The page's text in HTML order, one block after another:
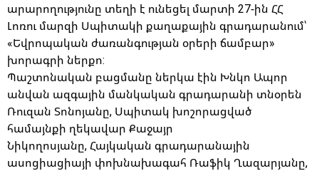
արարողությունը տեղի է ունեցել մարտի 27-ին ՀՀ
Լոռու մարզի Սպիտակի քաղաքային գրադարանում՝
«Եվրոպական ժառանգության օրերի ճամբար»
խորագրի ներքո:
Պաշտոնական բացմանը ներկա էին Խնկո Ապոր
անվան ազգային մանկական գրադարանի տնօրեն
Ռուզան Տոնոյանը, Սպիտակ խոշորացված
համայնքի ղեկավար Քաջայր
Նիկողոսյանը, Հայկական գրադարանային
ասոցիացիայի փոխնախագահ Ռաֆիկ Ղազարյանը,